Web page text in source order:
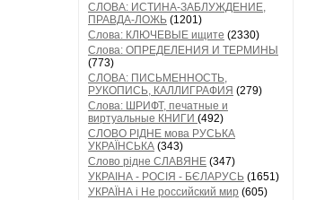
СЛОВА: ИСТИНА-ЗАБЛУЖДЕНИЕ,
ПРАВДА-ЛОЖЬ (1201)
Слова: КЛЮЧЕВЫЕ ищите (2330)
Слова: ОПРЕДЕЛЕНИЯ И ТЕРМИНЫ
(773)
СЛОВА: ПИСЬМЕННОСТЬ,
РУКОПИСЬ, КАЛЛИГРАФИЯ (279)
Слова: ШРИФТ, печатные и
виртуальные КНИГИ (492)
СЛОВО РІДНЕ мова РУСЬКА
УКРАЇНСЬКА (343)
Слово рідне СЛАВЯНЕ (347)
УКРАІНА - РОСІЯ - БЄЛАРУСЬ (1651)
УКРАЇНА і Не российский мир (605)